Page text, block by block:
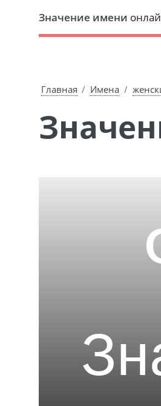
Значение имени
Главная Имена